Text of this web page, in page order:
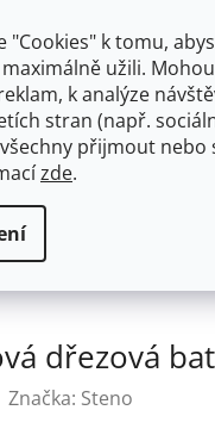
"Cookies" k tomu,
užili.
k analýze
stran (např.
přijmout nebo
zde.
SE SPRCHOU
stojánková dřezová
dřezová
Značka: Steno